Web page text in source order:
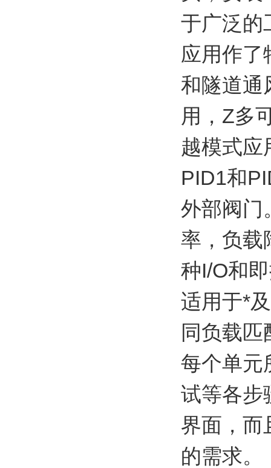
于广泛的
应用作了
和隧道通
用，Z多
越模式应
PID1和
外部阀门
率，负载
种I/O和
适用于*
同负载
每个单元
试等各步
界面，而
的需求。